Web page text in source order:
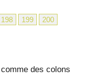
198 199 200
des colons